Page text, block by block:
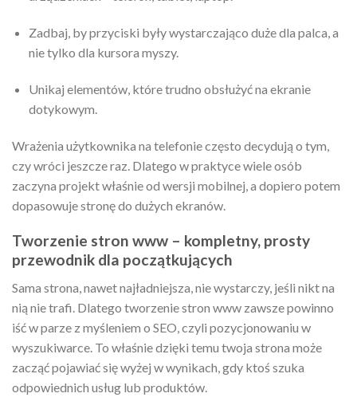
Zadbaj, by przyciski były wystarczająco duże dla palca, a
nie tylko dla kursora myszy.
Unikaj elementów, które trudno obsłużyć na ekranie
dotykowym.
Wrażenia użytkownika na telefonie często decydują o tym,
czy wróci jeszcze raz. Dlatego w praktyce wiele osób
zaczyna projekt właśnie od wersji mobilnej, a dopiero potem
dopasowuje stronę do dużych ekranów.
Tworzenie stron www – kompletny, prosty
przewodnik dla początkujących
Sama strona, nawet najładniejsza, nie wystarczy, jeśli nikt na
nią nie trafi. Dlatego tworzenie stron www zawsze powinno
iść w parze z myśleniem o SEO, czyli pozycjonowaniu w
wyszukiwarce. To właśnie dzięki temu twoja strona może
zacząć pojawiać się wyżej w wynikach, gdy ktoś szuka
odpowiednich usług lub produktów.